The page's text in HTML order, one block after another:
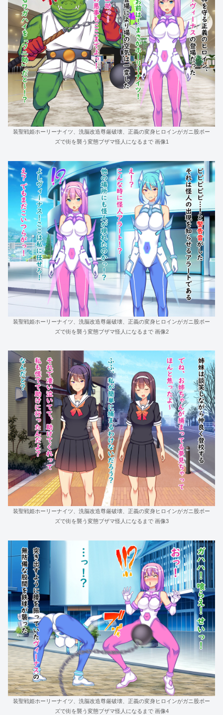
装聖戦姫ホーリーナイツ、洗脳改造尊厳破壊、正義の変身ヒロインがガニ股ポー
ズで街を襲う変態ブザマ怪人になるまで 画像1
装聖戦姫ホーリーナイツ、洗脳改造尊厳破壊、正義の変身ヒロインがガニ股ポー
ズで街を襲う変態ブザマ怪人になるまで 画像2
装聖戦姫ホーリーナイツ、洗脳改造尊厳破壊、正義の変身ヒロインがガニ股ポー
ズで街を襲う変態ブザマ怪人になるまで 画像3
装聖戦姫ホーリーナイツ、洗脳改造尊厳破壊、正義の変身ヒロインがガニ股ポー
ズで街を襲う変態ブザマ怪人になるまで 画像4